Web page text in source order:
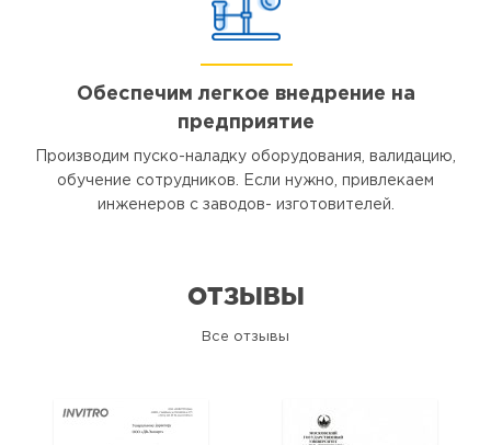
Обеспечим легкое внедрение на
предприятие
Производим пуско-наладку оборудования, валидацию,
обучение сотрудников. Если нужно, привлекаем
инженеров с заводов- изготовителей.
ОТЗЫВЫ
Все отзывы